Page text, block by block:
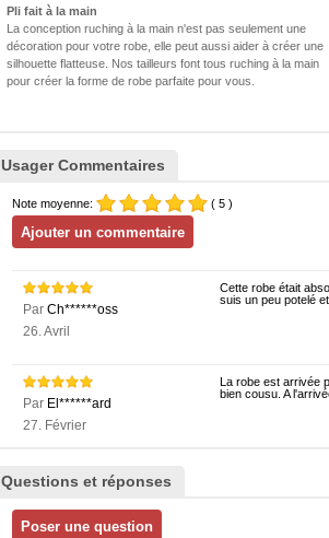
Pli fait à la main
La conception ruching à la main n'est pas seulement une
décoration pour votre robe, elle peut aussi aider à créer une
silhouette flatteuse. Nos tailleurs font tous ruching à la main
pour créer la forme de robe parfaite pour vous.
Usager Commentaires
Note moyenne: ( 5 )
Par Ch******oss
26. Avril
Cette robe était
suis un peu potelé
Par El******ard
27. Février
La robe est arrivée
bien cousu. A
Questions et réponses